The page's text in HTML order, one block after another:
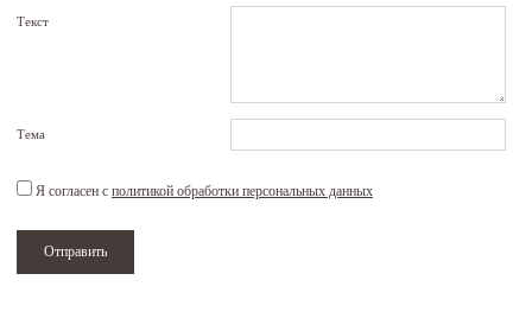
Текст
Тема
Я согласен с политикой обработки персональных данных